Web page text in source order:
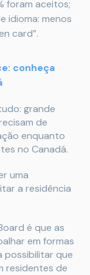
foram aceitos;
idioma: menos
card”.
conheça
grande
de
enquanto
no Canadá.
uma
a residência
é que as
em formas
possibilitar que
residentes de